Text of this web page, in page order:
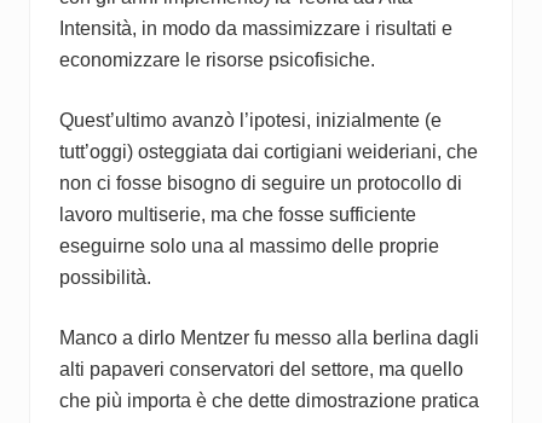
Intensità, in modo da massimizzare i risultati e
economizzare le risorse psicofisiche.
Quest’ultimo avanzò l’ipotesi, inizialmente (e
tutt’oggi) osteggiata dai cortigiani weideriani, che
non ci fosse bisogno di seguire un protocollo di
lavoro multiserie, ma che fosse sufficiente
eseguirne solo una al massimo delle proprie
possibilità.
Manco a dirlo Mentzer fu messo alla berlina dagli
alti papaveri conservatori del settore, ma quello
che più importa è che dette dimostrazione pratica